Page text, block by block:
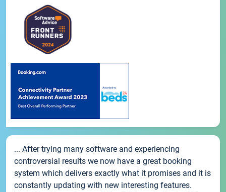
... After trying many software and experiencing
controversial results we now have a great booking
system which delivers exactly what it promises and it is
constantly updating with new interesting features.